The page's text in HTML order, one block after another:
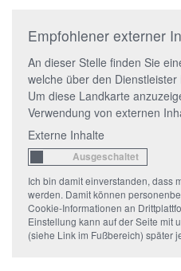
Empfohlener externer
An dieser Stelle finden Sie
welche über den
Um diese Landkarte
Verwendung von externen
Externe Inhalte
Ich bin damit einverstanden, dass
werden. Damit können
Cookie-Informationen an
Einstellung kann auf der Seite mit
(siehe Link im Fußbereich) später